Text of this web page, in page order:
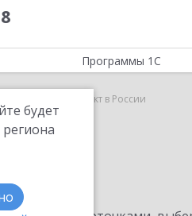
будет
Программы 1С
1С-Коннект в России